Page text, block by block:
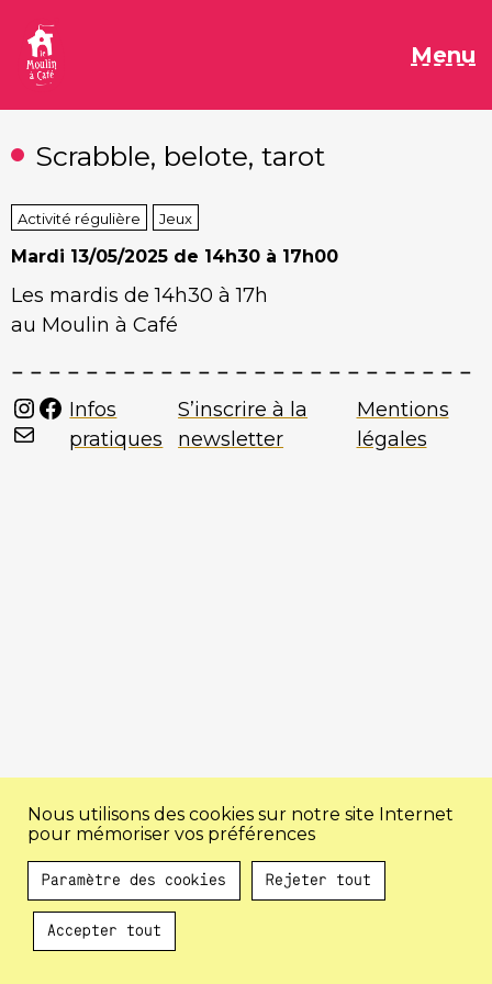
contenu
Menu
Scrabble, belote, tarot
Activité régulière Jeux
Mardi 13/05/2025 de 14h30 à 17h00
Les mardis de 14h30 à 17h
au Moulin à Café
Instagram
Facebook
Mail
Infos
pratiques
S’inscrire à la
newsletter
Mentions
légales
Au programme !
Nous utilisons des cookies sur notre site Internet
pour mémoriser vos préférences
Paramètre des cookies Rejeter tout
Accepter tout